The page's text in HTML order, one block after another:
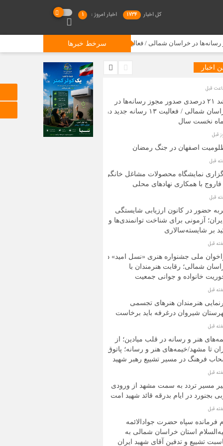
کل اخبار 1734 اخبار امروز : 1
سرخط خبرها
اخبار
رشد ۲۱ درصدی صدور مجوز رسانه‌ها در
خراسان شمالی / فعالیت ۱۳ رسانه جدید در
اصفهان در جنگ رمضان
نمایشگاه محصولات مشاغل خانگی
فاروج با همکاری نهادهای محلی
حضور در کانون ارزیابی شایستگی
آزمونی برای شناخت توانمندی‌ها و
بر شایسته‌سالاری
ملی جشنواره هنری «نسل امید» در
شمالی؛ رقابت هنرمندان با
خانواده و جوانی جمعیت
هنرمندان هنرهای تجسمی
شیروان درغرفه باید برخاست
هنر و رسانه در قلب میادین؛ از
تا مشهد/خیمه‌های هنر و رسانه؛ پاتوق
فرهنگ در مسیر تشییع رهبر شهید
مسیر تردد به سمت مشهد از ورودی
بجنورد در ایام بدرقه قائد شهید امت
فرمانده سپاه حضرت جوادالائمه
استان خراسان شمالی به
تشییع و تدفین آقای شهید ایران